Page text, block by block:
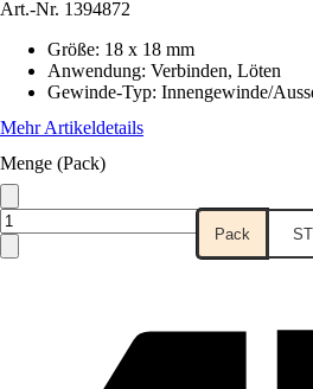
Art.-Nr. 1394872
Größe: 18 x 18 mm
Anwendung: Verbinden, Löten
Gewinde-Typ: Innengewinde/
Mehr Artikeldetails
Menge (Pack)
Pack ST